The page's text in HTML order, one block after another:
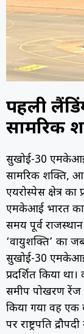
पहली
सामरिक
सुखोई-30 एमकेआई
सामरिक शक्ति,
एयरोस्पेस क्षेत्र
एमकेआई भारत का
समय पूर्व
‘वायुशक्ति’ का
सुखोई-30
प्रदर्शित किया
समीप पोखरण रेंज
किया गया वह एक
पर राष्ट्रपति